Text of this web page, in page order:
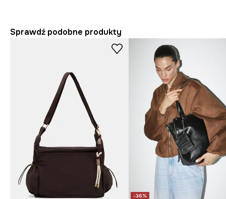
Sprawdź podobne produkty
-36%